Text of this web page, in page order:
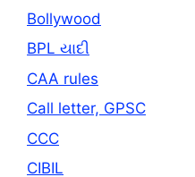
Bollywood
BPL યાદી
CAA rules
Call letter, GPSC
CCC
CIBIL